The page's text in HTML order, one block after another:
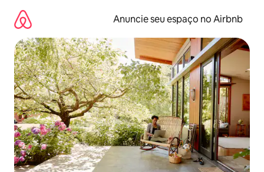
para
conteúdo
Anuncie seu espaço no Airbnb